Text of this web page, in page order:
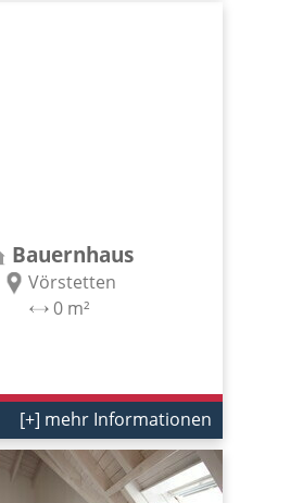
Bauernhaus
Vörstetten
0 m²
[+] mehr Informationen